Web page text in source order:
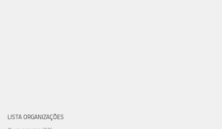
LISTA ORGANIZAÇÕES